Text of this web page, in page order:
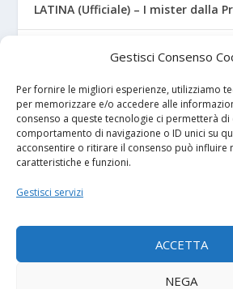
Gestisci Consenso
Per fornire le migliori esperienze, utilizziamo
per memorizzare e/o accedere alle
consenso a queste tecnologie ci permetterà
comportamento di navigazione o ID unici su
acconsentire o ritirare il consenso può influire
caratteristiche e funzioni.
Gestisci servizi
ACCETTA
NEGA
LATINA (Ufficiale) – I mister dalla
CROTONE – Primavera/Under 17,
I NOSTRI SPONSOR
Calcio Panchina
Diretta.it